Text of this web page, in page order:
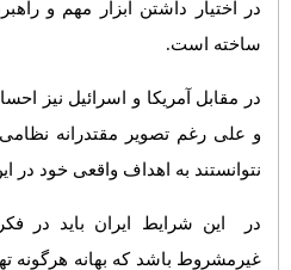
در اختیار داشتن ابزار مهم و
ساخته است.
در مقابل آمریکا و اسرائیل نیز
و علی رغم تصویر مقتدرانه
نتوانستند به اهداف واقعی خود در
در این شرایط ایران باید در
غیرمشروط باشد که بهانه هرگونه